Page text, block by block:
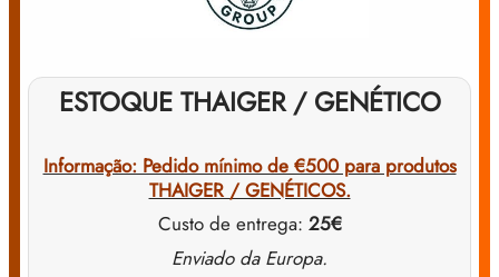
ESTOQUE THAIGER / GENÉTICO
Informação: Pedido mínimo de €500 para produtos
THAIGER / GENÉTICOS.
Custo de entrega: 25€
Enviado da Europa.